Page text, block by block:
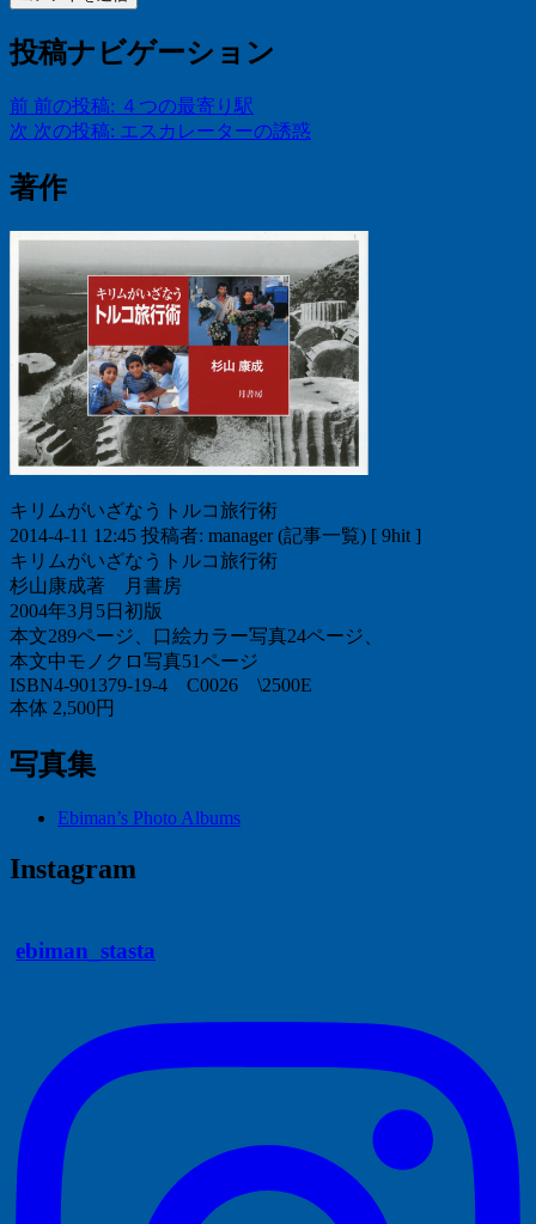
投稿ナビゲーション
前 前の投稿: ４つの最寄り駅
次 次の投稿: エスカレーターの誘惑
著作
キリムがいざなうトルコ旅行術
2014-4-11 12:45 投稿者: manager (記事一覧) [ 9hit ]
キリムがいざなうトルコ旅行術
杉山康成著 月書房
2004年3月5日初版
本文289ページ、口絵カラー写真24ページ、
本文中モノクロ写真51ページ
ISBN4-901379-19-4 C0026 \2500E
本体 2,500円
写真集
Ebiman’s Photo Albums
Instagram
ebiman_stasta